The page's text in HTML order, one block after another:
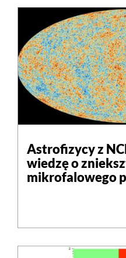
Astrofizycy z
wiedzę o
mikrofalowego